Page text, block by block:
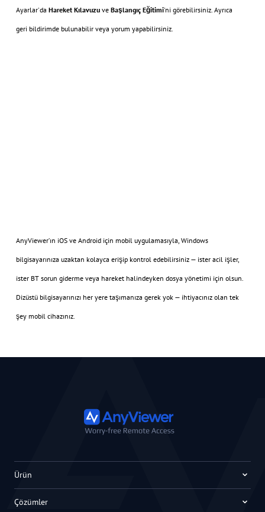
Ayarlar'da Hareket Kılavuzuve Başlangıç Eğitimi'ni görebilirsiniz. Ayrıca
geri bildirimde bulunabilir veya yorum yapabilirsiniz.
AnyViewer’ın iOS ve Android için mobil uygulamasıyla, Windows
bilgisayarınıza uzaktan kolayca erişip kontrol edebilirsiniz — ister acil işler,
ister BT sorun giderme veya hareket halindeyken dosya yönetimi için olsun.
Dizüstü bilgisayarınızı her yere taşımanıza gerek yok — ihtiyacınız olan tek
şey mobil cihazınız.
Ürün
Çözümler